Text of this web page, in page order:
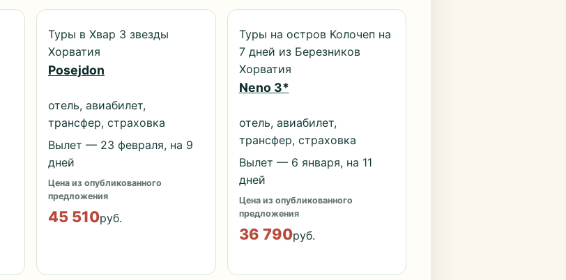
Туры в Хвар 3 звезды
Хорватия
Posejdon
отель, авиабилет,
трансфер, страховка
Вылет — 23 февраля, на 9
дней
Цена из опубликованного
предложения
45 510руб.
Туры на остров Колочеп на
7 дней из Березников
Хорватия
Neno 3*
отель, авиабилет,
трансфер, страховка
Вылет — 6 января, на 11
дней
Цена из опубликованного
предложения
36 790руб.